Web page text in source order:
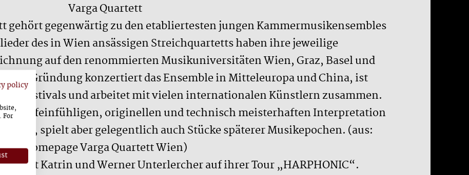
Varga Quartett
gehört gegenwärtig zu den etabliertesten jungen Kammermusikensembles
des in Wien ansässigen Streichquartetts haben ihre jeweilige
auf den renommierten Musikuniversitäten Wien, Graz, Basel und
Gründung konzertiert das Ensemble in Mitteleuropa und China, ist
Festivals und arbeitet mit vielen internationalen Künstlern zusammen.
feinfühligen, originellen und technisch meisterhaften Interpretation
auf, spielt aber gelegentlich auch Stücke späterer Musikepochen. (aus:
Homepage Varga Quartett Wien)
Katrin und Werner Unterlercher auf ihrer Tour „HARPHONIC“.
policy
For